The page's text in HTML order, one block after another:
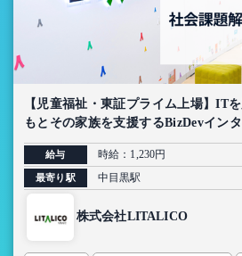
【児童福祉・東証プライム上場】IT
もとその家族を支援するBizDevイン
給与 時給：1,230円
最寄り駅 中目黒駅
株式会社LITALICO